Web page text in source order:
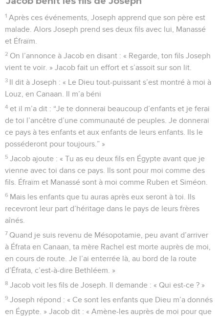
1 Après ces événements, Joseph apprend que son père est
malade. Alors Joseph prend ses deux fils avec lui, Manassé
et Éfraïm.
2 On l’annonce à Jacob en disant : « Regarde, ton fils Joseph
vient te voir. » Jacob fait un effort et s’assoit sur son lit.
3 Il dit à Joseph : « Le Dieu tout-puissant s’est montré à moi à
Louz, en Canaan. Il m’a béni
4 et il m’a dit : “Je te donnerai beaucoup d’enfants et je ferai
de toi l’ancêtre d’une communauté de peuples. Je donnerai
ce pays à tes enfants et aux enfants de leurs enfants. Ils le
posséderont pour toujours.” »
5 Jacob ajoute : « Tu as eu deux fils en Égypte avant que je
vienne avec toi dans ce pays. Ils sont pour moi comme des
fils. Éfraïm et Manassé sont à moi comme Ruben et Siméon.
6 Mais les enfants que tu auras après eux seront à toi. Ils
recevront leur part d’héritage dans le pays de leurs frères
aînés.
7 Quand je suis revenu de Mésopotamie, peu avant d’arriver
à Éfrata en Canaan, ta mère Rachel est morte auprès de moi,
en cours de route. Je l’ai enterrée là, au bord de la route
d’Éfrata, c’est-à-dire Bethléem. »
8 Jacob voit les fils de Joseph. Il demande : « Qui est-ce ? »
9 Joseph répond : « Ce sont les enfants que Dieu m’a donnés
en Égypte. » Jacob dit : « Amène-les auprès de moi pour que